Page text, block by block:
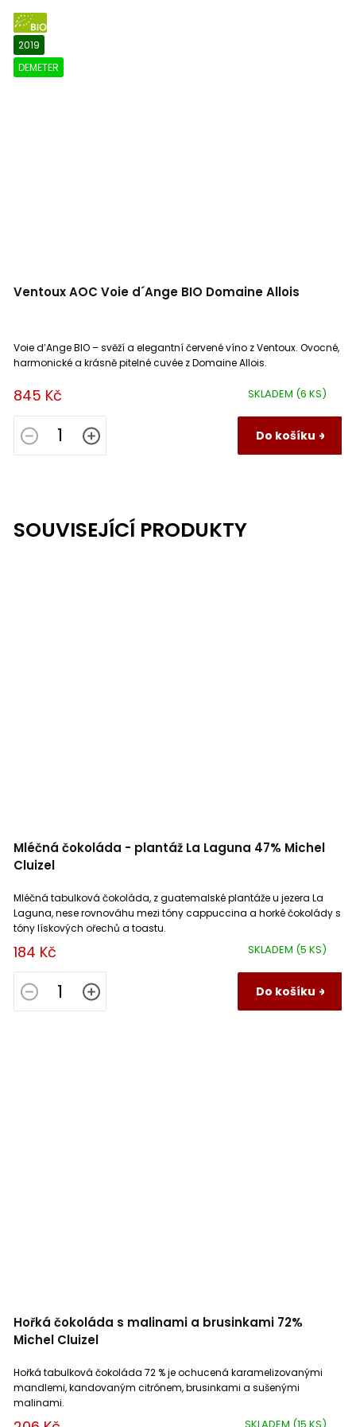
BIO
2019
DEMETER
Ventoux AOC Voie d´Ange BIO Domaine Allois
SKLADEM (6 KS)
845 Kč
Do košíku
Voie d’Ange BIO – svěží a elegantní červené víno z Ventoux. Ovocné,
harmonické a krásně pitelné cuvée z Domaine Allois.
SOUVISEJÍCÍ PRODUKTY
Mléčná čokoláda - plantáž La Laguna 47% Michel
Cluizel
SKLADEM (5 KS)
184 Kč
Do košíku
Mléčná tabulková čokoláda, z guatemalské plantáže u jezera La
Laguna, nese rovnováhu mezi tóny cappuccina a horké čokolády s
tóny lískových ořechů a toastu.
Hořká čokoláda s malinami a brusinkami 72%
Michel Cluizel
Hořká tabulková čokoláda 72 % je ochucená karamelizovanými
mandlemi, kandovaným citrónem, brusinkami a sušenými
malinami.